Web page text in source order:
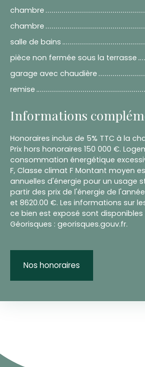
chambre
chambre
salle de bains
pièce non fermée sous la terrasse
garage avec chaudière
remise
Informations
Honoraires inclus de 5% TTC à la
Prix hors honoraires 150 000 €.
consommation énergétique
F, Classe climat F Montant moyen
annuelles d'énergie pour un usage
partir des prix de l'énergie de l'année
et 8620.00 €. Les informations sur
ce bien est exposé sont disponibles
Géorisques : georisques.gouv.fr.
Nos honoraires